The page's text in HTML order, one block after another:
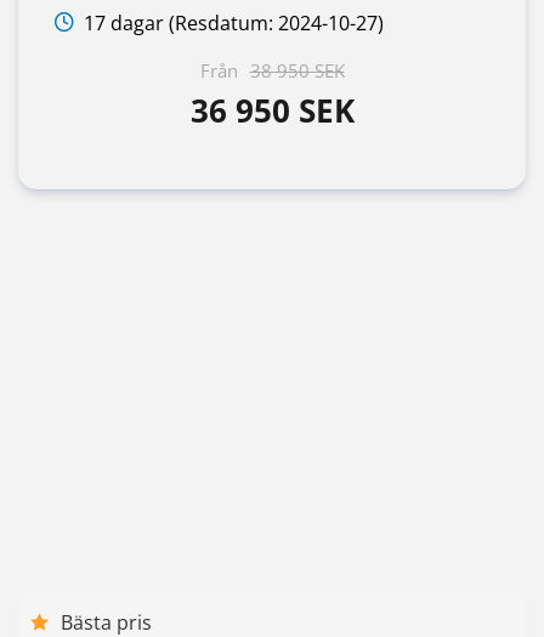
17 dagar (Resdatum: 2024-10-27)
Från 38 950 SEK
36 950 SEK
Bästa pris